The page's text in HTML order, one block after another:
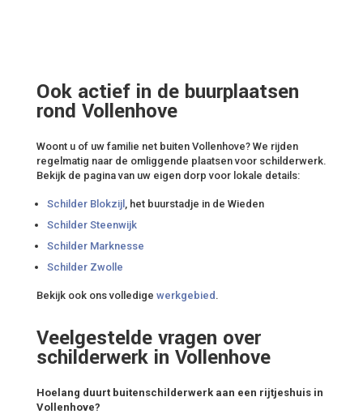
Ook actief in de buurplaatsen
rond Vollenhove
Woont u of uw familie net buiten Vollenhove? We rijden
regelmatig naar de omliggende plaatsen voor schilderwerk.
Bekijk de pagina van uw eigen dorp voor lokale details:
Schilder Blokzijl, het buurstadje in de Wieden
Schilder Steenwijk
Schilder Marknesse
Schilder Zwolle
Bekijk ook ons volledige werkgebied.
Veelgestelde vragen over
schilderwerk in Vollenhove
Hoelang duurt buitenschilderwerk aan een rijtjeshuis in
Vollenhove?